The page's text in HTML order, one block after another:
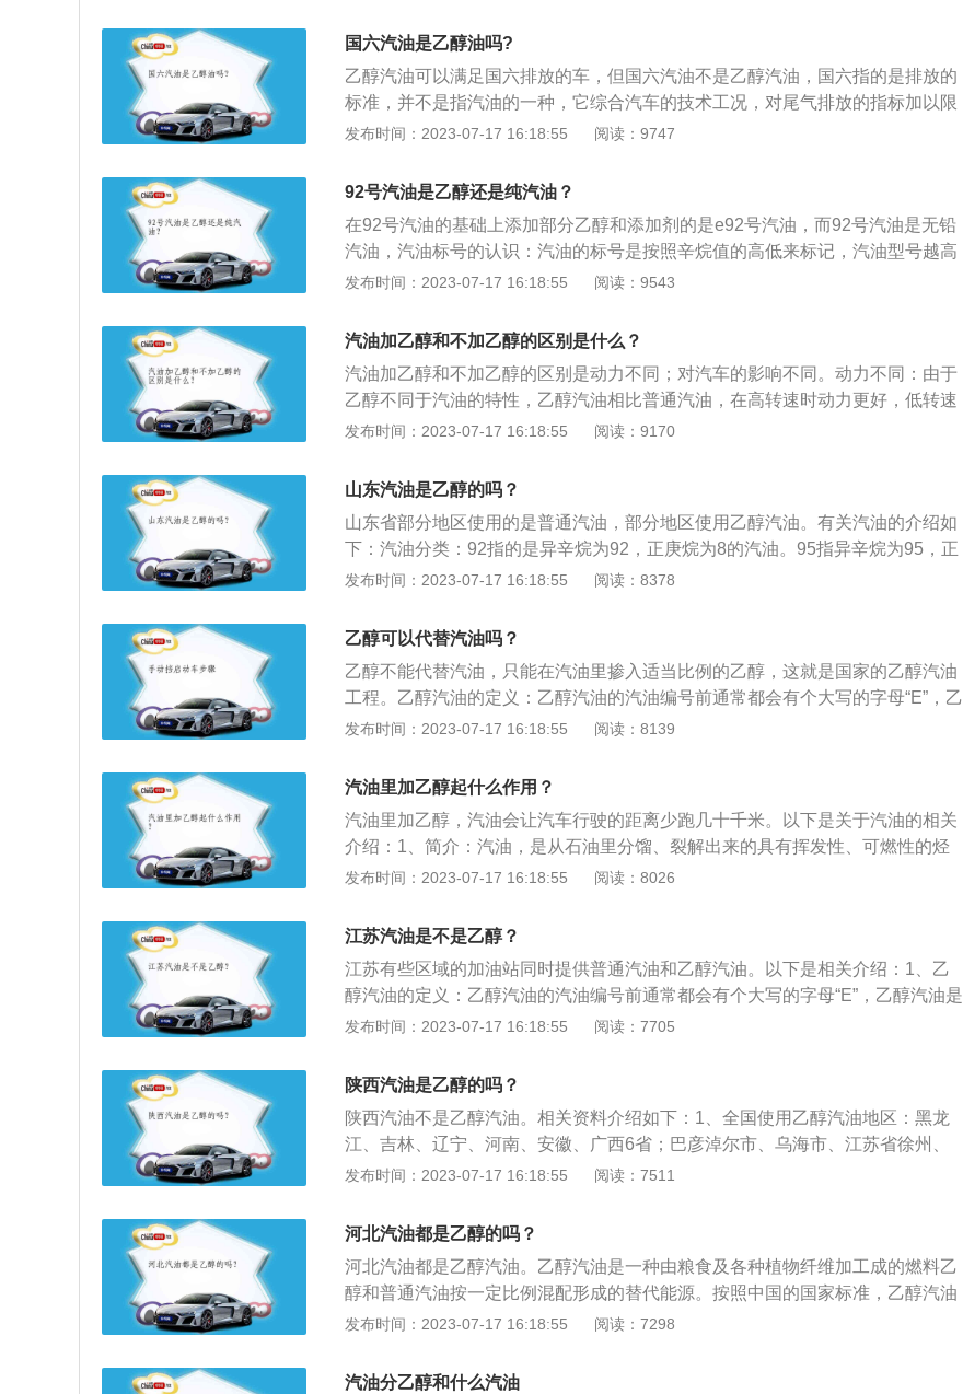
同：乙醇汽油对汽车的危害较大。乙醇在燃烧过程中产生的乙酸，对汽车金属特
别是铜有腐蚀作用；乙醇易对汽车的密封橡胶及其他合成非金属材料产生轻微的
腐蚀、溶涨、软化或龟裂作用。8、便利性不同：乙醇常温下为液体，危险性
汽油混合燃料时，发动机结构变化不大。
料，是当前世界上可再生能源的发展重点，符合我国能源替代战略和可再生能源
发展方向，技术上成熟安全可靠，在我国完全适用，具有较好的经济效益和社会
效益。车用乙醇汽油含氧量达35%，使燃料燃烧更加充分，据国家汽车研究中心
所作的发动机台架试验和行车试验结果表明，使用车用乙醇汽油，在不进行发动
机改造的前提下，动力性能基本不变，尾气排放的CO和HC化合物平均减少30%
高压缩比提高发动机的热效率和动力性.加上其蒸发潜热大，可高发动机的进气
量，从而提高发动机的动力性。因车用乙醇汽车的燃烧特性，能有效的消除火花
塞，燃烧室，气门，排气管消声器部位积炭的形成，免了因积炭形成而引起的故
发动机技术有继承性，特别是使用乙醇汽油混合燃料时，发动机结构变化不大。
国六汽油是乙醇油吗?
乙醇汽油可以满足国六排放的车，但国六汽油不是乙醇汽油，国六指的是排放的
标准，并不是指汽油的一种，它综合汽车的技术工况，对尾气排放的指标加以限
制。乙醇汽油的优势：辛烷值高，抗爆性好:可以在开车时有比较好的燃烧，让发
可以根据自己的车型选择燃油类型。乙醇汽油中的含氧量比较高:发动机燃烧时可
以更充分一些，乙醇含氧量高达34.7%。在汽油中含10%的乙醇，含氧量就能达
到3.5%。有效降低汽车尾气排放:尤其是一些使用时间比较长的汽车，使用乙醇汽
油可以有更好的排放，E15乙醇汽油（汽油中乙醇含量为15%）比纯车用无铅汽
油碳烃排量下降16.2%，一氧化碳排量下降30%。燃料乙醇的生产资源比较丰富:
用乙醇汽油。
发布时间：2023-07-17 16:18:55 阅读：9747
92号汽油是乙醇还是纯汽油？
在92号汽油的基础上添加部分乙醇和添加剂的是e92号汽油，而92号汽油是无铅
汽油，汽油标号的认识：汽油的标号是按照辛烷值的高低来标记，汽油型号越高
代表异辛烷的占比越高。例如93号汽油的异辛烷的比例就比92号汽油高，汽油的
高。e92只是含有10%的酒精，若平时都是用的92号汽油，混加e92也只是会感觉
到动力下降，行驶里程也会缩短。若平时用e92，混加92号汽油可能会感觉动力
提高，行驶里程也会更长。加油的注意事项：不能随意更换标号油，如果一旦更
换低标号油后，可能会造成汽油提前燃烧，引起发动机爆震，而且由于汽油的燃
烧不完全，会导致积碳增多，从而堵住导管和喷嘴，以及出现车辆动力下降、油
发布时间：2023-07-17 16:18:55 阅读：9543
汽油加乙醇和不加乙醇的区别是什么？
汽油加乙醇和不加乙醇的区别是动力不同；对汽车的影响不同。动力不同：由于
乙醇不同于汽油的特性，乙醇汽油相比普通汽油，在高转速时动力更好，低转速
时则动力更差。对汽车的影响不同：因为乙醇在燃烧过程中会产生乙酸，所以对
污垢(主要是胶质和锈渍的混合物)进行清洗，但易对汽车的密封橡胶及其他合成
非金属材料产生轻微的腐蚀，溶涨，软化或龟裂作用。普通汽油则不会有腐蚀作
用。
发布时间：2023-07-17 16:18:55 阅读：9170
山东汽油是乙醇的吗？
山东省部分地区使用的是普通汽油，部分地区使用乙醇汽油。有关汽油的介绍如
下：汽油分类：92指的是异辛烷为92，正庚烷为8的汽油。95指异辛烷为95，正
庚烷为5的汽油。98指的是异辛烷为98，正庚烷为2的汽油。适用车型：92适合压
技巧：92号汽油适合技术含量不高的普通车；95号汽油适合绝大多数汽车；98号
汽油适合高档豪华车和大马力跑车。
发布时间：2023-07-17 16:18:55 阅读：8378
乙醇可以代替汽油吗？
乙醇不能代替汽油，只能在汽油里掺入适当比例的乙醇，这就是国家的乙醇汽油
工程。乙醇汽油的定义：乙醇汽油的汽油编号前通常都会有个大写的字母“E”，乙
醇汽油是一种由粮食及各种植物纤维加工而成的燃料乙醇，按照国内的标准，乙
用：乙醇汽油的推广有效地降低了尾气中有害气体的排放，还有效地消除了火花
塞、燃烧室等部位的积碳，具备环保优势的同时还促进了农业生产及消费的良性
循环，实现了农副产品的增值与转化。
发布时间：2023-07-17 16:18:55 阅读：8139
汽油里加乙醇起什么作用？
汽油里加乙醇，汽油会让汽车行驶的距离少跑几十千米。以下是关于汽油的相关
介绍：1、简介：汽油，是从石油里分馏、裂解出来的具有挥发性、可燃性的烃
类混合物液体，可用作燃料。2、属性：外观为透明液体，可燃，馏程为30℃至2
油具有较高的辛烷值（抗爆震燃烧性能），并按辛烷值的高低分为89号、90号、
92号、93号、95号、97号、98号等牌号，2012年1月起，汽油牌号90号、93
号、97号修改为89号、92号、95号。
发布时间：2023-07-17 16:18:55 阅读：8026
江苏汽油是不是乙醇？
江苏有些区域的加油站同时提供普通汽油和乙醇汽油。以下是相关介绍：1、乙
醇汽油的定义：乙醇汽油的汽油编号前通常都会有个大写的字母“E”，乙醇汽油是
一种由粮食及各种植物纤维加工而成的燃料乙醇，按照我国的标准，乙醇汽油是
的推广有效地降低了尾气中有害气体的排放，还有效地消除了火花塞、燃烧室等
部位的积碳，具备环保优势的同时还促进了农业生产及消费的良性循环，实现了
农副产品的增值与转化。
发布时间：2023-07-17 16:18:55 阅读：7705
陕西汽油是乙醇的吗？
陕西汽油不是乙醇汽油。相关资料介绍如下：1、全国使用乙醇汽油地区：黑龙
江、吉林、辽宁、河南、安徽、广西6省；巴彦淖尔市、乌海市、江苏省徐州、
连云港、淮安、盐城、宿迁6市；山东省济南、枣庄、济宁、泰安、临沂、聊
州9市；河北省石家庄、保定、邢台、邯郸、沧州、衡水6个地区。2、乙醇汽油
使用的注意事项：车辆在首次使用乙醇汽油时，特别是在使用1-2箱油后，在乙醇
汽油的清洗作用下，会将油箱、油路中沉淀、积存的各类杂质（时间越长、杂质
积累越多，特别是铁制油箱），如：铁锈、污垢、胶质颗粒等软化溶解下来，混
入油中，这些杂质可能会造成油路不畅。车辆在首次使用车用乙醇汽油时，最好
洗，以保证燃油系统各部件的清洁。
发布时间：2023-07-17 16:18:55 阅读：7511
河北汽油都是乙醇的吗？
河北汽油都是乙醇汽油。乙醇汽油是一种由粮食及各种植物纤维加工成的燃料乙
醇和普通汽油按一定比例混配形成的替代能源。按照中国的国家标准，乙醇汽油
是用90%的普通汽油与10%的燃料乙醇调和而成。是一种混合物。在汽油中加入
进农业的生产。乙醇汽油的优点如下：1、含氧量：车用乙醇汽油含氧量高，使
发布时间：2023-07-17 16:18:55 阅读：7298
汽油分乙醇和什么汽油